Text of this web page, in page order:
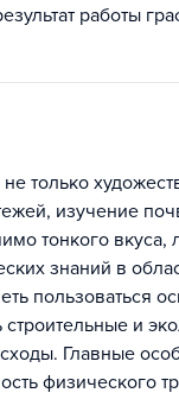
работы
только
изучение
тонкого
знаний в
пользоваться
и
Главные
физического